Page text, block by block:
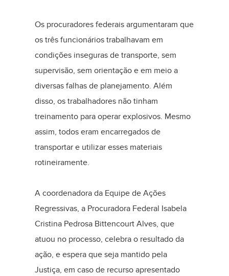
Os procuradores federais argumentaram que
os três funcionários trabalhavam em
condições inseguras de transporte, sem
supervisão, sem orientação e em meio a
diversas falhas de planejamento. Além
disso, os trabalhadores não tinham
treinamento para operar explosivos. Mesmo
assim, todos eram encarregados de
transportar e utilizar esses materiais
rotineiramente.
A coordenadora da Equipe de Ações
Regressivas, a Procuradora Federal Isabela
Cristina Pedrosa Bittencourt Alves, que
atuou no processo, celebra o resultado da
ação, e espera que seja mantido pela
Justiça, em caso de recurso apresentado